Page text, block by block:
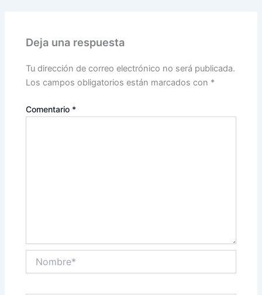
Deja una respuesta
Tu dirección de correo electrónico no será publicada.
Los campos obligatorios están marcados con *
Comentario *